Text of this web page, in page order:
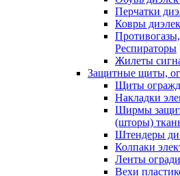
Перчатки
Ковры
Респираторы
Жилеты
Защитные щиты,
Щиты
Накладки
Ширмы
(шторы)
Штендеры
Колпаки
Ленты
Вехи